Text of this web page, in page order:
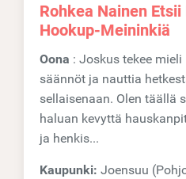
Rohkea Nainen Etsii
Hookup-Meininkiä
Oona : Joskus tekee mieli unohtaa
säännöt ja nauttia
sellaisenaan. Olen täällä
haluan kevyttä
ja henkis...
Kaupunki: Joensuu